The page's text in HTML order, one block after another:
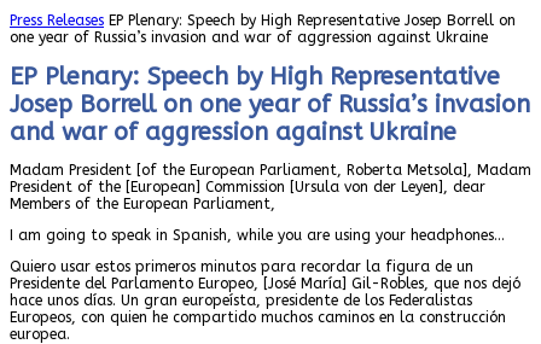
Press Releases EP Plenary: Speech by High Representative Josep Borrell on
one year of Russia’s invasion and war of aggression against Ukraine
EP Plenary: Speech by High Representative
Josep Borrell on one year of Russia’s invasion
and war of aggression against Ukraine
Madam President [of the European Parliament, Roberta Metsola], Madam
President of the [European] Commission [Ursula von der Leyen], dear
Members of the European Parliament,
I am going to speak in Spanish, while you are using your headphones…
Quiero usar estos primeros minutos para recordar la figura de un
Presidente del Parlamento Europeo, [José María] Gil-Robles, que nos dejó
hace unos días. Un gran europeísta, presidente de los Federalistas
Europeos, con quien he compartido muchos caminos en la construcción
europea.